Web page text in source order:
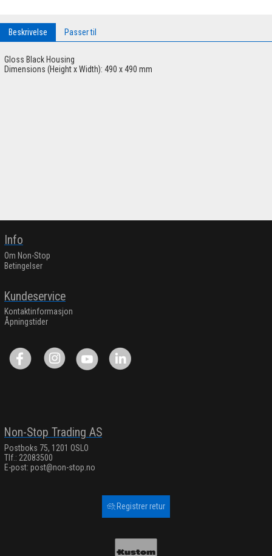
Beskrivelse Passer til
Gloss Black Housing
Dimensions (Height x Width): 490 x 490 mm
Info
Om Non-Stop
Betingelser
Kundeservice
Kontaktinformasjon
Åpningstider
Non-Stop Trading AS
Postboks 75, 1201 OSLO
Tlf.: 22083500
E-post: post@non-stop.no
Registrer retur